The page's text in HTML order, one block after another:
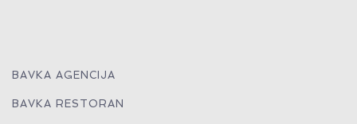
BAVKA AGENCIJA
BAVKA RESTORAN